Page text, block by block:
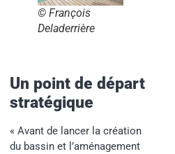
© François
Deladerrière
Un point de départ
stratégique
« Avant de lancer la création
du bassin et l’aménagement